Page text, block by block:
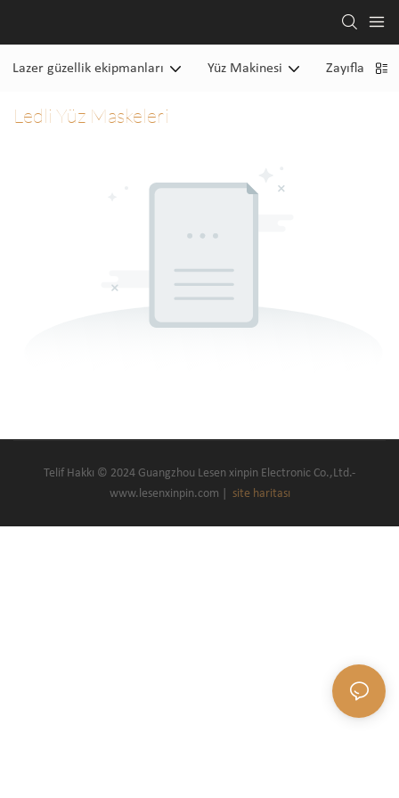
Lazer güzellik ekipmanları Yüz Makinesi Zayıflama
Ledli Yüz Maskeleri
Telif Hakkı © 2024 Guangzhou Lesen xinpin Electronic Co.,Ltd.-
www.lesenxinpin.com |
site haritası